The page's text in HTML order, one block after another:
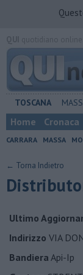
TOSCANA
Home Cronaca
CARRARA MASSA
← Torna Indietro
Ultimo
Indirizzo VIA
Bandiera Api-Ip